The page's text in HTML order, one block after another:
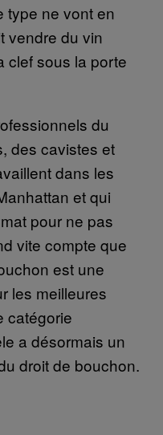
type ne vont en
vendre du vin
clef sous la porte
du
des cavistes et
dans les
et qui
pour ne pas
vite compte que
est une
les meilleures
catégorie
a désormais un
droit de bouchon.